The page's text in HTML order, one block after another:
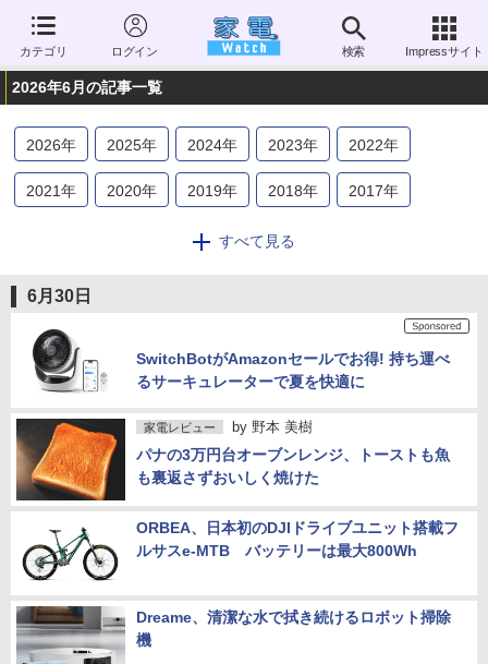
カテゴリ ログイン 検索 Impressサイト
2026年6月の記事一覧
2026年 2025年 2024年 2023年 2022年
2021年 2020年 2019年 2018年 2017年
2014年 2013
2006年
すべて見る
6月30日
SwitchBotがAmazonセールでお得! 持ち運べ
るサーキュレーターで夏を快適に
家電レビュー by 野本 美樹
パナの3万円台オーブンレンジ、トーストも魚
も裏返さずおいしく焼けた
ORBEA、日本初のDJIドライブユニット搭載フ
ルサスe-MTB バッテリーは最大800Wh
Dreame、清潔な水で拭き続けるロボット掃除
機